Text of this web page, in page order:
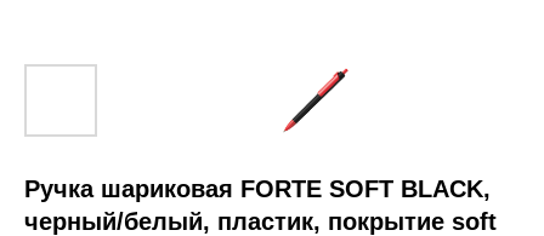
Ручка шариковая FORTE SOFT BLACK,
черный/белый, пластик, покрытие soft